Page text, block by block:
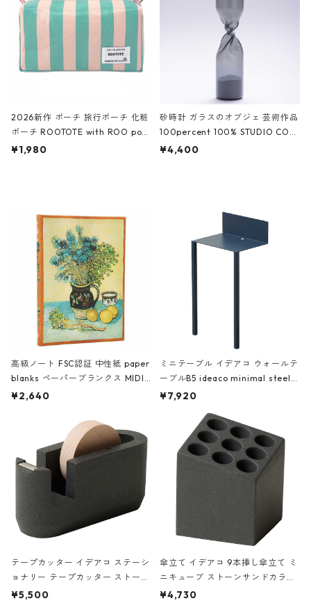
ーガンディー、オフホワイト
2026新作 ポーチ 旅行ポーチ 化粧
ポーチ ROOTOTE with ROO pou
ch 3532 ルートート WR.ポーチ.ラ
¥1,980
砂時計 ガラスのオブジェ 芸術作品
100percent 100% STUDIO COH
AKU Timeless 100パーセント ス
¥4,400
高級ノート FSC認証 中性紙 paper
blanks ペーパーブランクス MIDI
ハードカバー 罫線 ヴァン・ゴッホ
¥2,640
ミニテーブル イデアコ ウォールテ
ーブルB5 ideaco minimal steel f
urniture WALL Table B5 ネイビー
¥7,920
テープカッター イデアコ ステーシ
ョナリー テープカッター ストーン
サンドカラー 石調 ideaco Station
¥5,500
傘立て イデアコ 9本挿し傘立て ミ
ニキューブ ストーンサンドカラー
石調 ideaco Umbrella Stand CUB
¥4,730